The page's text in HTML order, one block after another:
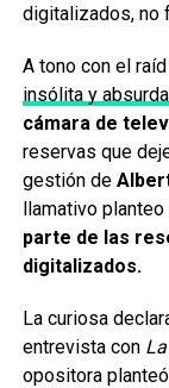
digitalizados, no
A tono con el
insólita y
cámara de
reservas que
gestión de
llamativo
parte de las
digitalizados.
La curiosa
entrevista con
opositora